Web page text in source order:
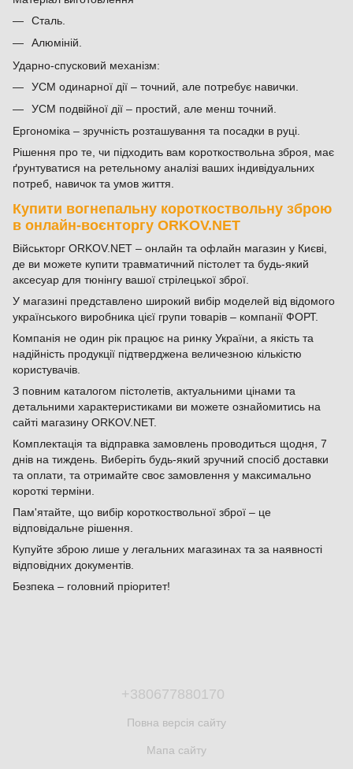
Сталь.
Алюміній.
Ударно-спусковий механізм:
УСМ одинарної дії – точний, але потребує навички.
УСМ подвійної дії – простий, але менш точний.
Ергономіка – зручність розташування та посадки в руці.
Рішення про те, чи підходить вам короткоствольна зброя, має
ґрунтуватися на ретельному аналізі ваших індивідуальних
потреб, навичок та умов життя.
Купити вогнепальну короткоствольну зброю
в онлайн-воєнторгу ORKOV.NET
Військторг ORKOV.NET – онлайн та офлайн магазин у Києві,
де ви можете купити травматичний пістолет та будь-який
аксесуар для тюнінгу вашої стрілецької зброї.
У магазині представлено широкий вибір моделей від відомого
українського виробника цієї групи товарів – компанії ФОРТ.
Компанія не один рік працює на ринку України, а якість та
надійність продукції підтверджена величезною кількістю
користувачів.
З повним каталогом пістолетів, актуальними цінами та
детальними характеристиками ви можете ознайомитись на
сайті магазину ORKOV.NET.
Комплектація та відправка замовлень проводиться щодня, 7
днів на тиждень. Виберіть будь-який зручний спосіб доставки
та оплати, та отримайте своє замовлення у максимально
короткі терміни.
Пам'ятайте, що вибір короткоствольної зброї – це
відповідальне рішення.
Купуйте зброю лише у легальних магазинах та за наявності
відповідних документів.
Безпека – головний пріоритет!
+380677880170
Повна версія сайту
Мапа сайту